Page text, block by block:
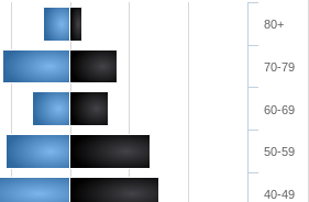
40-49
50-59
60-69
70-79
80+